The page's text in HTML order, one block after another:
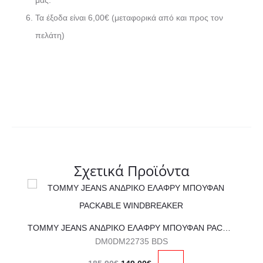
Τα έξοδα είναι 6,00€ (μεταφορικά από και προς τον
πελάτη)
Σχετικά Προϊόντα
Αυτό
προϊόν
DM0DM22735 BDS